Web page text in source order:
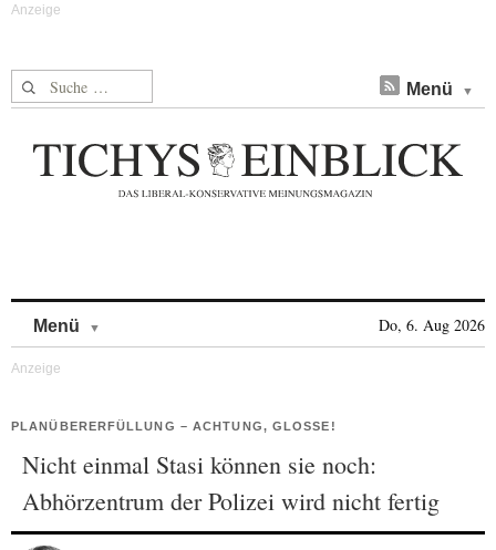
Suche nach: Menü
Menü Do, 6. Aug 2026
PLANÜBERERFÜLLUNG – ACHTUNG, GLOSSE!
Nicht einmal Stasi können sie noch:
Abhörzentrum der Polizei wird nicht fertig